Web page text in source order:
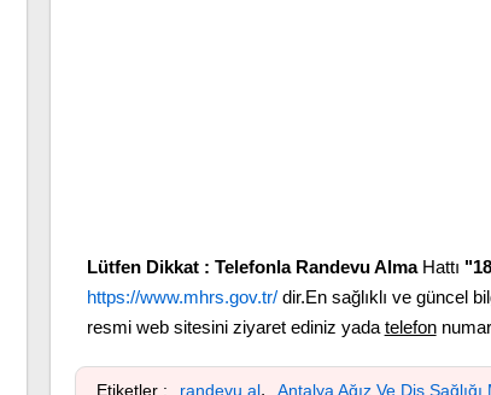
Lütfen Dikkat : Telefonla Randevu AlmaHattı
https://www.mhrs.gov.tr/dir.En sağlıklı ve güncel
resmi web sitesini ziyaret ediniz yada telefon
Etiketler : randevu al, Antalya Ağız Ve Diş Sağlığı